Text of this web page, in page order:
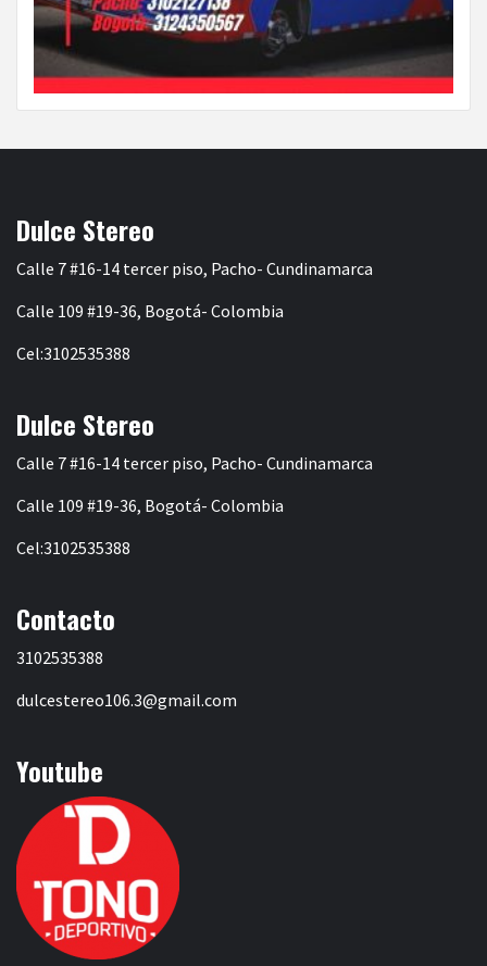
Dulce Stereo
Calle 7 #16-14 tercer piso, Pacho- Cundinamarca
Calle 109 #19-36, Bogotá- Colombia
Cel:3102535388
Dulce Stereo
Calle 7 #16-14 tercer piso, Pacho- Cundinamarca
Calle 109 #19-36, Bogotá- Colombia
Cel:3102535388
Contacto
3102535388
dulcestereo106.3@gmail.com
Youtube